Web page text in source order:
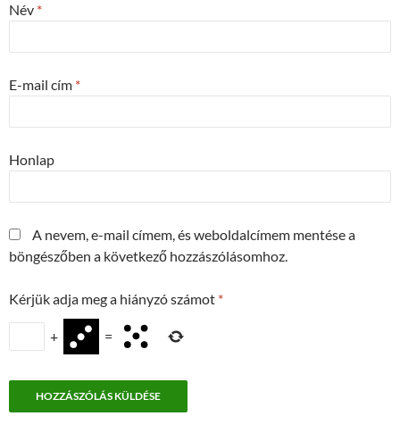
Név *
E-mail cím *
Honlap
A nevem, e-mail címem, és weboldalcímem mentése a
böngészőben a következő hozzászólásomhoz.
Kérjük adja meg a hiányzó számot *
+ =